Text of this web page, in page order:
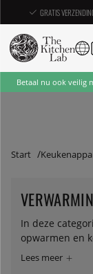
GRATIS
Betaal nu ook veilig
Start
In deze
opwarmen en
toepassingen